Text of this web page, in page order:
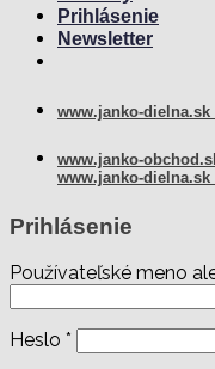
Prihlásenie
Newsletter
www.janko-
www.janko-
www.janko-
Prihlásenie
Používateľské meno
Heslo *